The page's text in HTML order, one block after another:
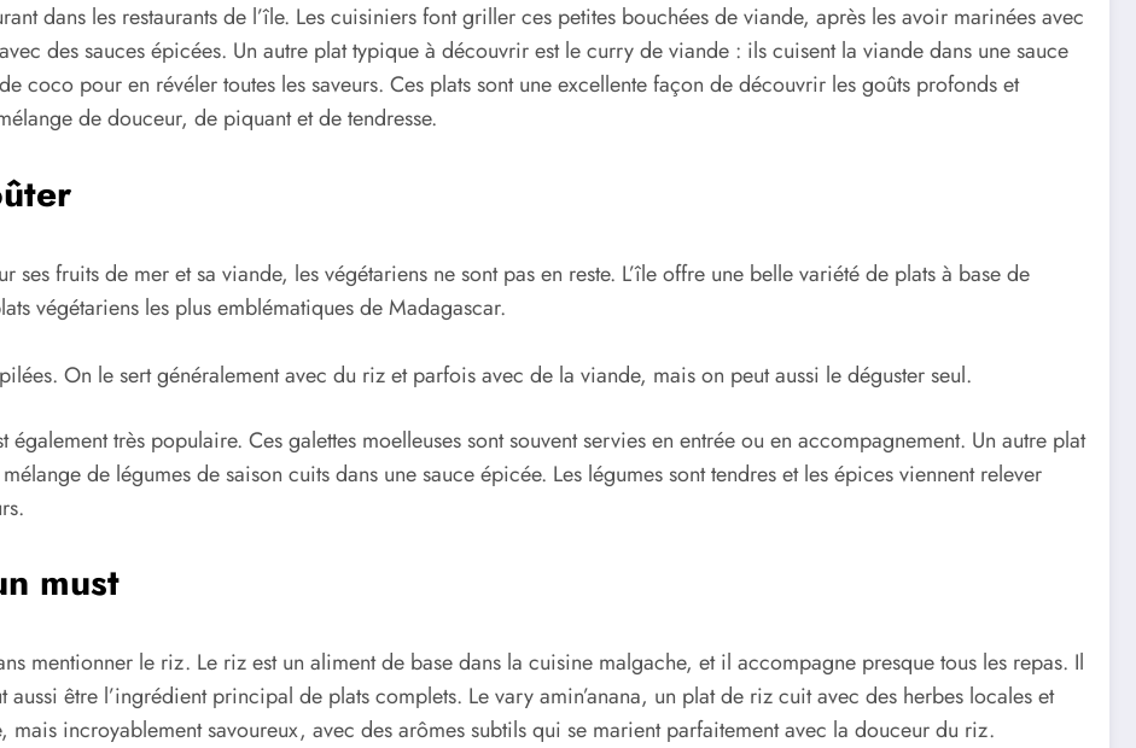
dans les restaurants de l’île. Les cuisiniers font griller ces petites bouchées de viande, après les avoir marinées avec
des sauces épicées. Un autre plat typique à découvrir est le curry de viande : ils cuisent la viande dans une sauce
coco pour en révéler toutes les saveurs. Ces plats sont une excellente façon de découvrir les goûts profonds et
de douceur, de piquant et de tendresse.
fruits de mer et sa viande, les végétariens ne sont pas en reste. L’île offre une belle variété de plats à base de
végétariens les plus emblématiques de Madagascar.
On le sert généralement avec du riz et parfois avec de la viande, mais on peut aussi le déguster seul.
très populaire. Ces galettes moelleuses sont souvent servies en entrée ou en accompagnement. Un autre plat
de légumes de saison cuits dans une sauce épicée. Les légumes sont tendres et les épices viennent relever
must
mentionner le riz. Le riz est un aliment de base dans la cuisine malgache, et il accompagne presque tous les repas. Il
être l’ingrédient principal de plats complets. Le vary amin’anana, un plat de riz cuit avec des herbes locales et
mais incroyablement savoureux, avec des arômes subtils qui se marient parfaitement avec la douceur du riz.